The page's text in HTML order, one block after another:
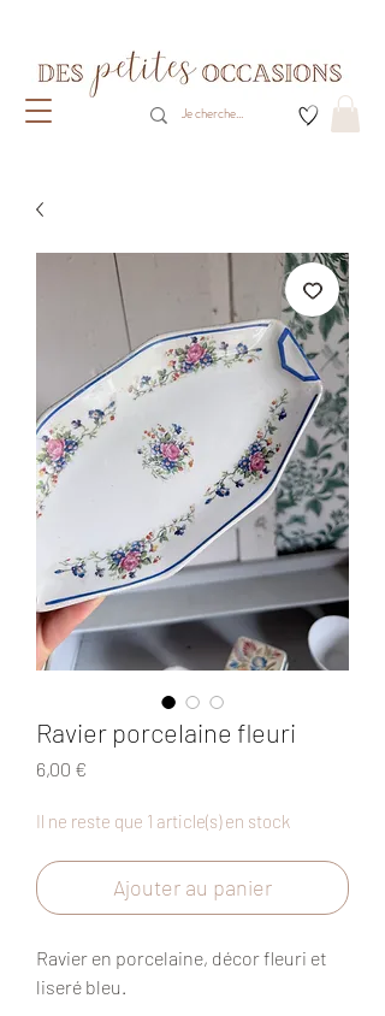
Ravier porcelaine fleuri
6,00 €
Il ne reste que 1 article(s) en stock
Ajouter au panier
Ravier en porcelaine, décor fleuri et
liseré bleu.